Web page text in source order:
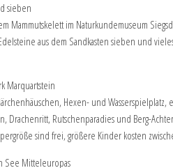
sieben
Mammutskelett im Naturkundemuseum
aus dem Sandkasten sieben und
Marquartstein
Hexen- und
Drachenritt, Rutschenparadies und Berg-
sind frei, größere Kinder kosten
See Mitteleuropas